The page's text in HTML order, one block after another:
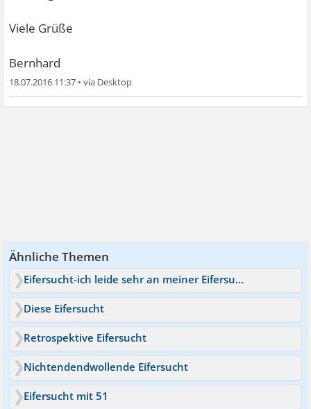
Viele Grüße
Bernhard
18.07.2016 11:37 •
Ähnliche Themen
Eifersucht-ich leide sehr an meiner Eifersucht!
Diese Eifersucht
Retrospektive Eifersucht
Nichtendendwollende Eifersucht
Eifersucht mit 51